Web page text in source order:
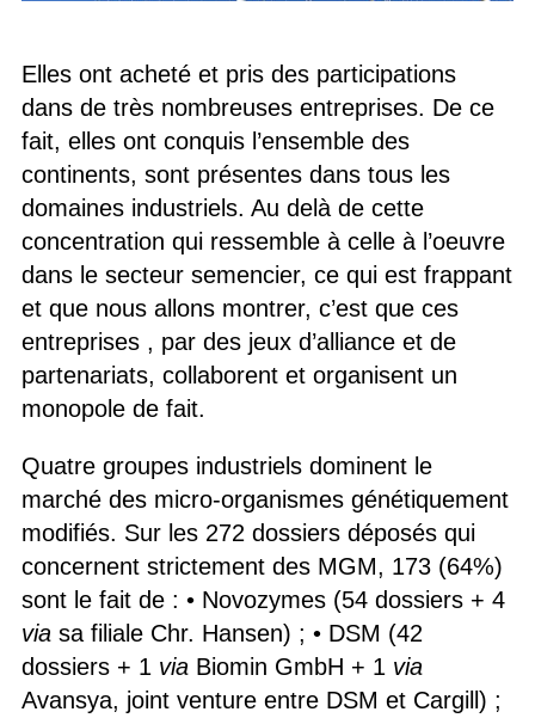
Elles ont acheté et pris des participations
dans de très nombreuses entreprises. De ce
fait, elles ont conquis l’ensemble des
continents, sont présentes dans tous les
domaines industriels. Au delà de cette
concentration qui ressemble à celle à l’oeuvre
dans le secteur semencier, ce qui est frappant
et que nous allons montrer, c’est que ces
entreprises , par des jeux d’alliance et de
partenariats, collaborent et organisent un
monopole de fait.
Quatre groupes industriels dominent le
marché des micro-organismes génétiquement
modifiés. Sur les 272 dossiers déposés qui
concernent strictement des MGM, 173 (64%)
sont le fait de : • Novozymes (54 dossiers + 4
viasa filiale Chr. Hansen) ; • DSM (42
dossiers + 1 viaBiomin GmbH + 1 via
Avansya, joint venture entre DSM et Cargill) ;